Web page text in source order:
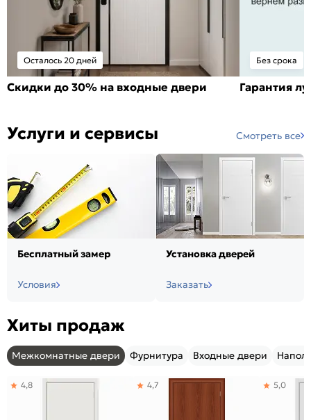
Осталось 20 дней
Скидки до 30% на входные двери
Без срока
Гарантия
Услуги и сервисы Смотреть все
Бесплатный замер
Условия
Установка дверей
Заказать
Хиты продаж
Межкомнатные двери Фурнитура Входные двери
4,8 4,7 5,0